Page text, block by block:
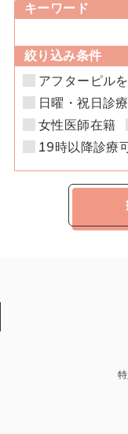
キーワード
絞り込み条件
アフターピル
日曜・祝日診療
女性医師在籍
19時以降診療